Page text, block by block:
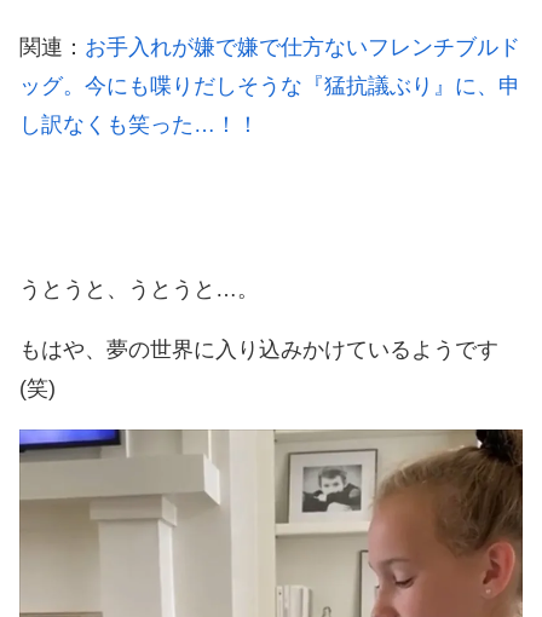
関連： お手入れが嫌で嫌で仕方ないフレンチブルド
ッグ。今にも喋りだしそうな『猛抗議ぶり』に、申
し訳なくも笑った…！！
うとうと、うとうと…。
もはや、夢の世界に入り込みかけているようです
(笑)